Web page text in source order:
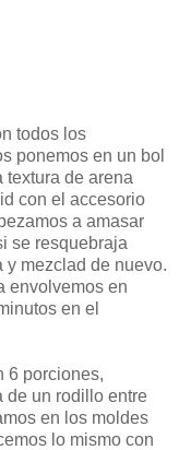
todos los
ponemos en un bol
textura de arena
con el accesorio
a amasar
se resquebraja
mezclad de nuevo.
envolvemos en
en el
6 porciones,
de un rodillo entre
en los moldes
lo mismo con